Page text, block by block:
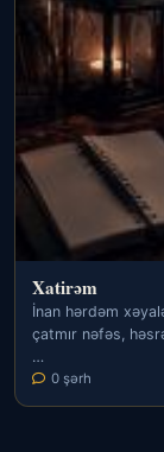
Xatirəm
İnan hərdəm
çatmır nəfəs,
…
0 şərh